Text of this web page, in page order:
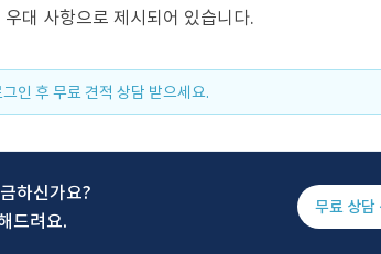
대 사항으로 제시되어 있습니다.
인 후 무료 견적 상담 받으세요.
하신가요?
드려요.
무료 상담